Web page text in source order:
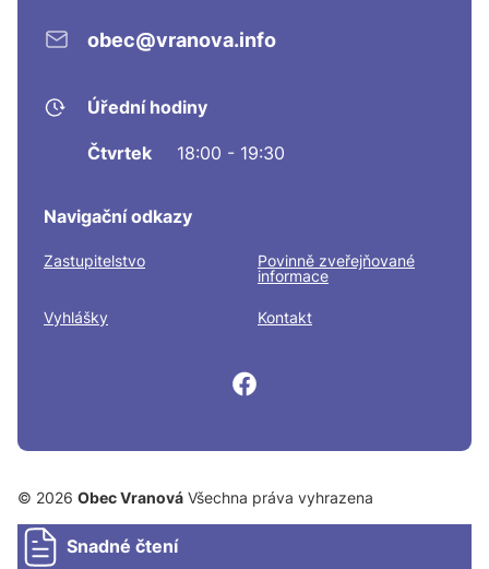
obec@vranova.info
Úřední hodiny
Čtvrtek 18:00 - 19:30
Navigační odkazy
Zastupitelstvo
Povinně zveřejňované
informace
Vyhlášky Kontakt
© 2026 Obec Vranová Všechna práva vyhrazena
Snadné čtení